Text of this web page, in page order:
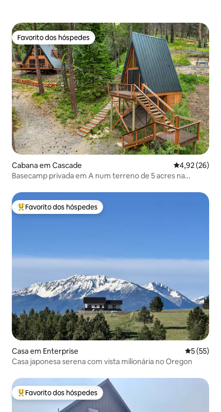
Favorito dos hóspedes
Favorito dos hóspedes
Cabana em Cascade Classificação
4,92 (26)
Basecamp privada em A num terreno de 5 acres na
Favoritos dos hóspedes mais apreciados
Favorito dos hóspedes
Casa em Enterprise
5 (55)
Casa japonesa serena com vista milionária no Oregon
Favoritos dos hóspedes mais apreciados
Favorito dos hóspedes